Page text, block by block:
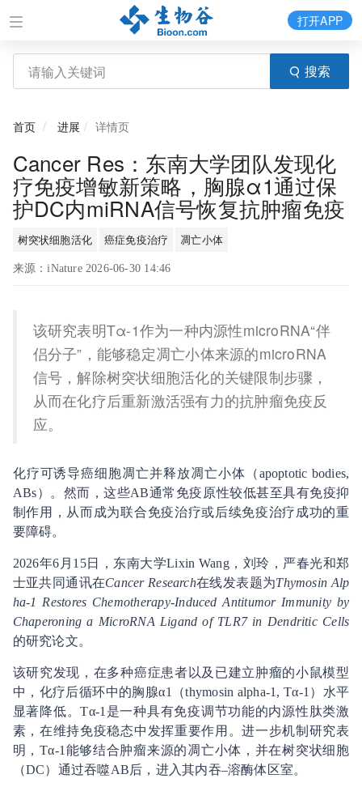
搜索
打开APP
首页 进展 详情页
Cancer Res：东南大学团队发现化
疗免疫增敏新策略，胸腺α1通过保
护DC内miRNA信号恢复抗肿瘤免疫
树突状细胞活化 癌症免疫治疗 凋亡小体
来源：iNature 2026-06-30 14:46
该研究表明Tα-1作为一种内源性microRNA“伴
侣分子”，能够稳定凋亡小体来源的microRNA
信号，解除树突状细胞活化的关键限制步骤，
从而在化疗后重新激活强有力的抗肿瘤免疫反
应。
化疗可诱导癌细胞凋亡并释放凋亡小体（apoptotic bodies,
ABs）。然而，这些AB通常免疫原性较低甚至具有免疫抑
制作用，从而成为联合免疫治疗或后续免疫治疗成功的重
要障碍。
2026年6月15日，东南大学Lixin Wang，刘玲，严春光和郑
士亚共同通讯在Cancer Research在线发表题为Thymosin Alp
ha-1 Restores Chemotherapy-Induced Antitumor Immunity by
Chaperoning a MicroRNA Ligand of TLR7 in Dendritic Cells
的研究论文。
该研究发现，在多种癌症患者以及已建立肿瘤的小鼠模型
中，化疗后循环中的胸腺α1（thymosin alpha-1, Tα-1）水平
显著降低。Tα-1是一种具有免疫调节功能的内源性肽类激
素，在维持免疫稳态中发挥重要作用。进一步机制研究表
明，Tα-1能够结合肿瘤来源的凋亡小体，并在树突状细胞
（DC）通过吞噬AB后，进入其内吞–溶酶体区室。